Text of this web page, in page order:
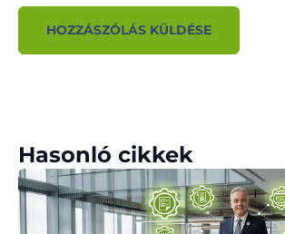
Hasonló cikkek